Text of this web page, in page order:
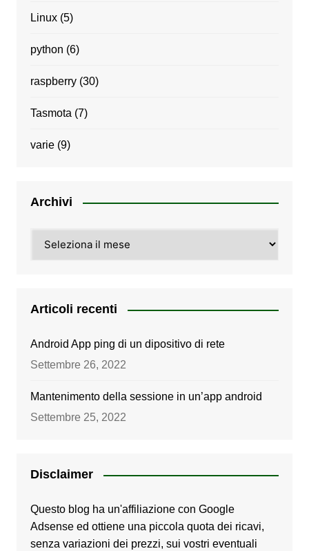
Linux(5)
python (6)
raspberry(30)
Tasmota (7)
varie(9)
Archivi
Articoli recenti
Android App ping di un dipositivo di rete
Settembre 26, 2022
Mantenimento della sessione in un’app android
Settembre 25, 2022
Disclaimer
Questo blog ha un'affiliazione con Google
Adsense ed ottiene una piccola quota dei ricavi,
senza variazioni dei prezzi, sui vostri eventuali